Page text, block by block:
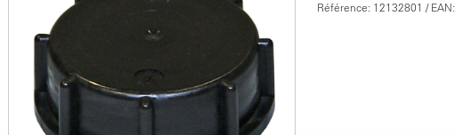
Référence: 12132801 /